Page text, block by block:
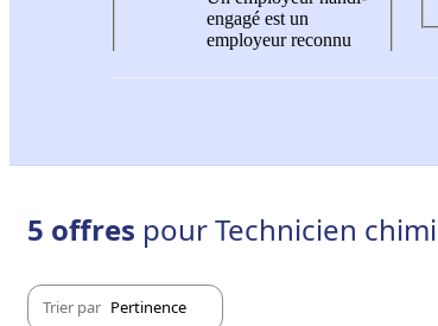
engagé est un
employeur reconnu
5 offres pour Technicien
Trier par Pertinence